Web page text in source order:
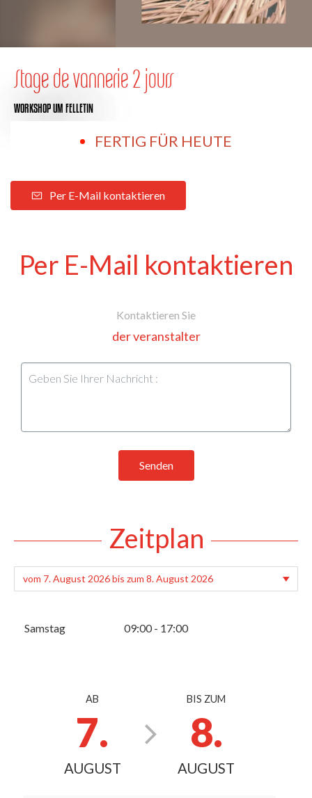
Stage de vannerie 2 jours
WORKSHOPUM FELLETIN
FERTIG FÜR HEUTE
Per E-Mail kontaktieren
Per E-Mail kontaktieren
Kontaktieren Sie
der veranstalter
Senden
Zeitplan
Samstag 09:00 - 17:00
AB
7.
AUGUST
BIS ZUM
8.
AUGUST